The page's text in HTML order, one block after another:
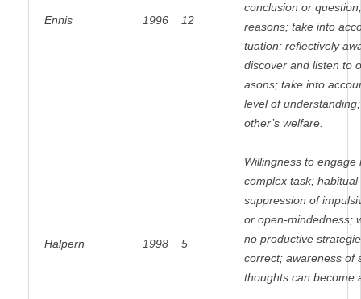
Ennis 1996 12
conclusion or
reasons; take into
tuation; reflectively
discover and listen to
asons; take into
level of
other’s welfare.
Halpern 1998 5
Willingness to engage
complex task;
suppression of
or open-mindedness;
no productive
correct; awareness of
thoughts can become